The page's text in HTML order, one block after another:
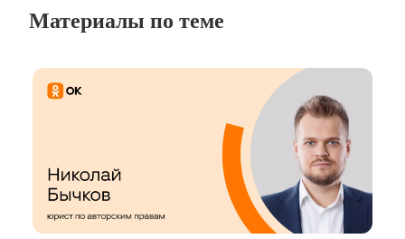
Материалы по теме